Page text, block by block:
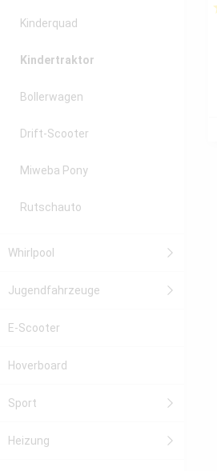
Kinderquad
Kindertraktor
Bollerwagen
Drift-Scooter
Miweba Pony
Rutschauto
Whirlpool
Jugendfahrzeuge
E-Scooter
Hoverboard
Sport
Heizung